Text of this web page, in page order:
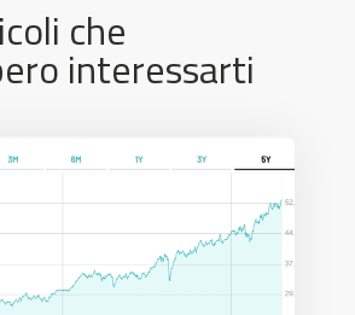
che
interessarti